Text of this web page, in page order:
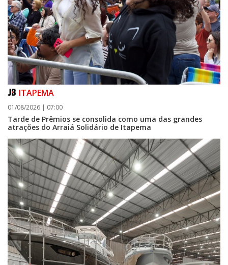
07/08/2026 | 07:00
Itapema se destaca no IDEB e conquista melhor resultado da região
ITAPEMA
01/08/2026 | 07:00
Tarde de Prêmios se consolida como uma das grandes
atrações do Arraiá Solidário de Itapema